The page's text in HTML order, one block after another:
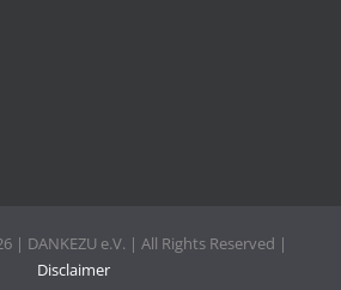
| DANKEZU e.V. | All Rights Reserved |
Disclaimer